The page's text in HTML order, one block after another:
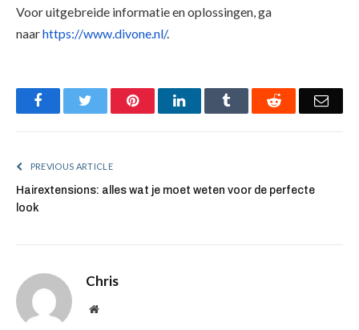
Voor uitgebreide informatie en oplossingen, ga
naarhttps://www.divone.nl/.
FacebookTwitter PinterestLinkedIn Tumblr Reddit
PREVIOUS ARTICLE
Hairextensions: alles wat je moet weten voor de perfecte
look
Chris
Website